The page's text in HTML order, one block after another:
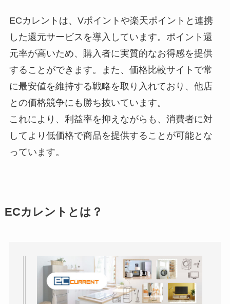
ECカレントは、Vポイントや楽天ポイントと連携
した還元サービスを導入しています。ポイント還
元率が高いため、購入者に実質的なお得感を提供
することができます。また、価格比較サイトで常
に最安値を維持する戦略を取り入れており、他店
との価格競争にも勝ち抜いています。
これにより、利益率を抑えながらも、消費者に対
してより低価格で商品を提供することが可能とな
っています。
ECカレントとは？